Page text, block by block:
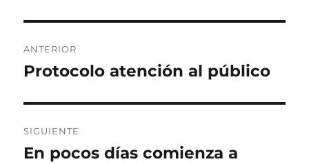
o
o
k
o
rt
de
ANTERIOR
Entrada
Protocolo atención al público
SIGUIENTE
Entrada
En pocos días comienza a